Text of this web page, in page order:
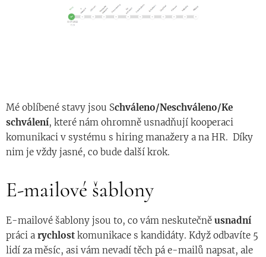
Mé oblíbené stavy jsou Schváleno/Neschváleno/Ke
schválení, které nám ohromně usnadňují kooperaci
komunikaci v systému s hiring manažery a na HR. Díky
nim je vždy jasné, co bude další krok.
E-mailové šablony
E-mailové šablony jsou to, co vám neskutečně usnadní
práci a rychlost komunikace s kandidáty. Když odbavíte 5
lidí za měsíc, asi vám nevadí těch pá e-mailů napsat, ale